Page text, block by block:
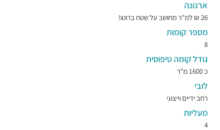
ארנונה
26 ₪ למ"ר מחושב על שטח ברוטו!
מספר קומות
8
גודל קומה טיפוסית
כ 1600 מ"ר
לובי
רחב ידיים וייצוגי
מעליות
4